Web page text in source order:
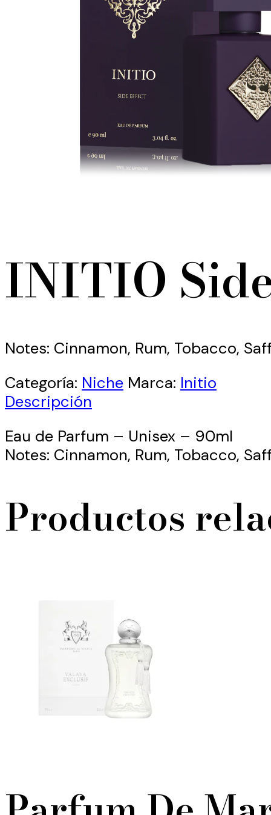
INITIO
Notes: Cinnamon, Rum, Tobacco,
Categoría: Niche Marca: Initio
Descripción
Eau de Parfum – Unisex – 90ml
Notes: Cinnamon, Rum, Tobacco,
Productos